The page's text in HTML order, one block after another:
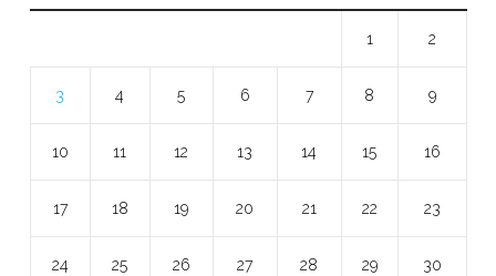
1 2
3 4 5 6 7 8 9
10 11 12 13 14 15 16
17 18 19 20 21 22 23
24 25 26 27 28 29 30